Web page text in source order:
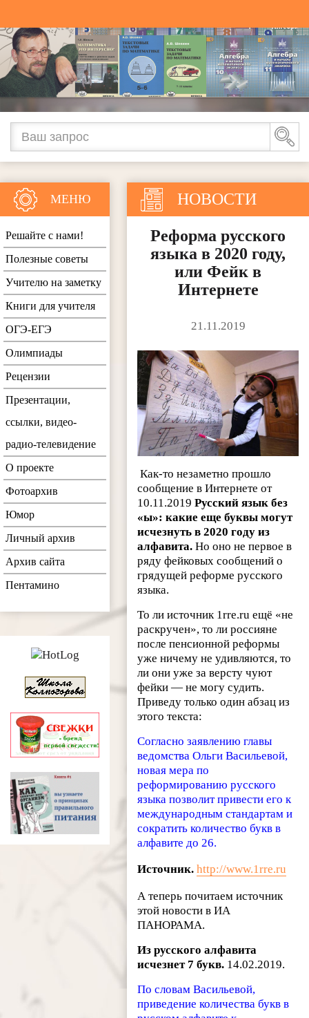
НОВОСТИ
Реформа русского
языка в 2020 году,
или Фейк в
Интернете
21.11.2019
Как-то незаметно прошло
сообщение в Интернете от
10.11.2019Русский язык без
«ы»: какие еще буквы могут
исчезнуть в 2020 году из
алфавита. Но оно не первое в
ряду фейковых сообщений о
грядущей реформе русского
языка.
То ли источник 1rre.ru ещё «не
раскручен», то ли россияне
после пенсионной реформы
уже ничему не удивляются, то
ли они уже за версту чуют
фейки — не могу судить.
Приведу только один абзац из
этого текста:
Согласно заявлению главы
ведомства Ольги Васильевой,
новая мера по
реформированию русского
языка позволит привести его к
международным стандартам и
сократить количество букв в
алфавите до 26.
Источник.http://www.1rre.ru
А теперь почитаем источник
этой новости в ИА
ПАНОРАМА.
Из русского алфавита
исчезнет 7 букв. 14.02.2019.
По словам Васильевой,
приведение количества букв в
МЕНЮ
Решайте с нами!
Полезные советы
Учителю на заметку
Книги для учителя
ОГЭ-ЕГЭ
Олимпиады
Рецензии
Презентации,
ссылки, видео-
радио-телевидение
О проекте
Фотоархив
Юмор
Личный архив
Архив сайта
Пентамино